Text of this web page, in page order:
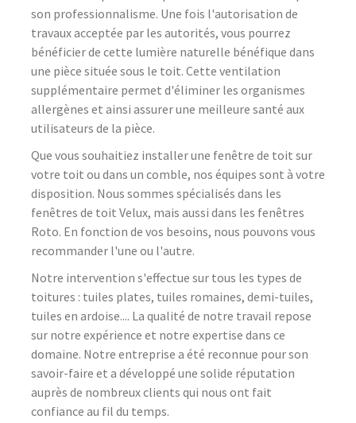
son professionnalisme. Une fois l'autorisation de
travaux acceptée par les autorités, vous pourrez
bénéficier de cette lumière naturelle bénéfique dans
une pièce située sous le toit. Cette ventilation
supplémentaire permet d'éliminer les organismes
allergènes et ainsi assurer une meilleure santé aux
utilisateurs de la pièce.
Que vous souhaitiez installer une fenêtre de toit sur
votre toit ou dans un comble, nos équipes sont à votre
disposition. Nous sommes spécialisés dans les
fenêtres de toit Velux, mais aussi dans les fenêtres
Roto. En fonction de vos besoins, nous pouvons vous
recommander l'une ou l'autre.
Notre intervention s'effectue sur tous les types de
toitures : tuiles plates, tuiles romaines, demi-tuiles,
tuiles en ardoise.... La qualité de notre travail repose
sur notre expérience et notre expertise dans ce
domaine. Notre entreprise a été reconnue pour son
savoir-faire et a développé une solide réputation
auprès de nombreux clients qui nous ont fait
confiance au fil du temps.